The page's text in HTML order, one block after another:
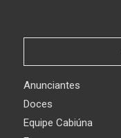
Anunciantes
Doces
Equipe Cabiúna